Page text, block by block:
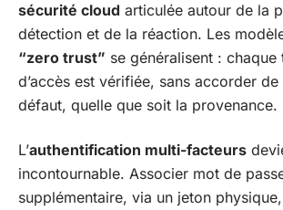
sécurité cloud articulée autour de la
détection et de la réaction. Les
“zero trust” se généralisent : chaque
d’accès est vérifiée, sans accorder
défaut, quelle que soit la provenance.
L’authentification multi-facteurs
incontournable. Associer mot de
supplémentaire, via un jeton